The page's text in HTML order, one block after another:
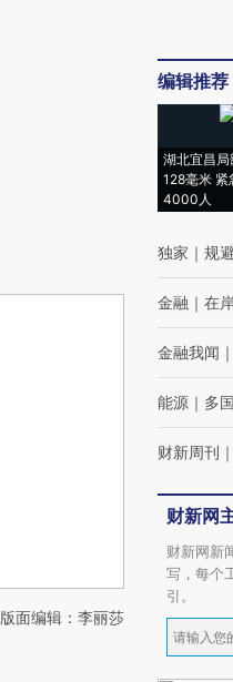
版面编辑：李丽莎
编辑推荐
湖北宜昌
128毫米 紧
4000人
独家 ｜ 规
金融 ｜ 在
金融我闻 ｜
能源 ｜ 多
财新周刊 ｜
财新网
财新网新
写，每个
引。